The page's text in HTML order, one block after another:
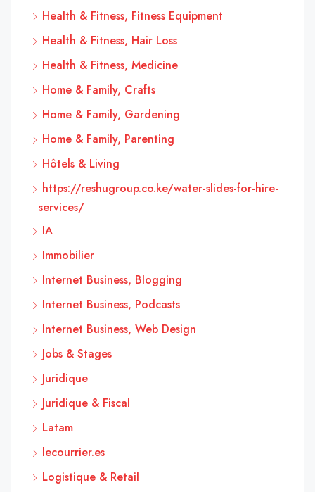
Health & Fitness, Fitness Equipment
Health & Fitness, Hair Loss
Health & Fitness, Medicine
Home & Family, Crafts
Home & Family, Gardening
Home & Family, Parenting
Hôtels & Living
https://reshugroup.co.ke/water-slides-for-hire-
services/
IA
Immobilier
Internet Business, Blogging
Internet Business, Podcasts
Internet Business, Web Design
Jobs & Stages
Juridique
Juridique & Fiscal
Latam
lecourrier.es
Logistique & Retail